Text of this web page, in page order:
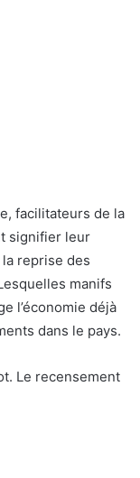
facilitateurs de la
signifier leur
reprise des
manifs
l’économie déjà
dans le pays.
Le recensement